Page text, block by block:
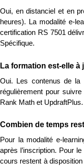
Oui, en distanciel et en
heures). La modalité e-
certification RS 7501
Spécifique.
La formation est-elle à
Oui. Les contenus de la
régulièrement pour
Rank Math et UpdraftPlus.
Combien de temps
Pour la modalité e-
après l’inscription. Pour
cours restent à